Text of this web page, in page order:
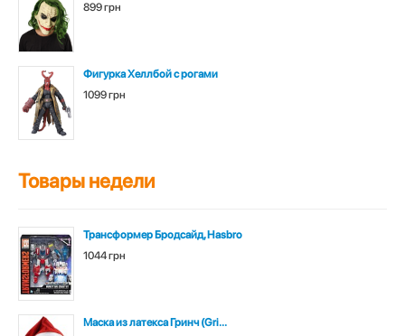
899 грн
Фигурка Хеллбой с рогами
1099 грн
Товары недели
Трансформер Бродсайд, Hasbro
1044 грн
Маска из латекса Гринч (Gri...